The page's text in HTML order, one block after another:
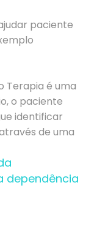
paciente
Terapia é uma
o paciente
identificar
de uma
dependência